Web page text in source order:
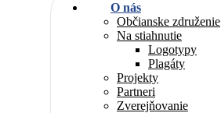
O nás
Občianske združenie
Na stiahnutie
Logotypy
Plagáty
Projekty
Partneri
Zverejňovanie